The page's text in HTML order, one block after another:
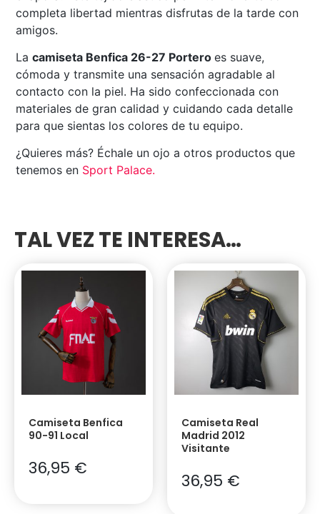
completa libertad mientras disfrutas de la tarde con
amigos.
Lacamiseta Benfica 26-27 Porteroes suave,
cómoda y transmite una sensación agradable al
contacto con la piel. Ha sido confeccionada con
materiales de gran calidad y cuidando cada detalle
para que sientas los colores de tu equipo.
¿Quieres más? Échale un ojo a otros productos que
tenemos en Sport Palace.
TAL VEZ TE INTERESA…
Camiseta Benfica
90-91 Local
36,95 €
Camiseta Real
Madrid 2012
Visitante
36,95 €